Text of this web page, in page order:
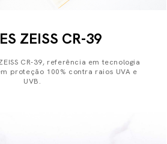
ZEISS CR-39
CR-39, referência em tecnologia
proteção 100% contra raios UVA e
UVB.